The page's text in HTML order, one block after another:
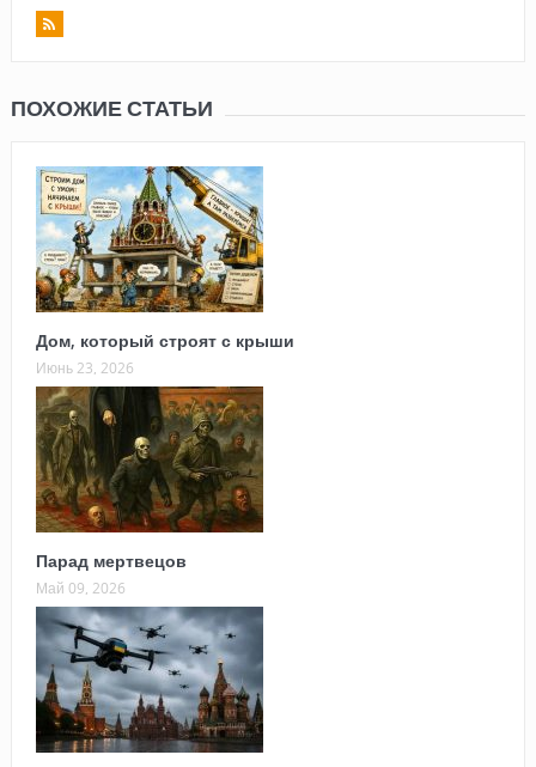
ПОХОЖИЕ СТАТЬИ
Дом, который строят с крыши
Июнь 23, 2026
Парад мертвецов
Май 09, 2026